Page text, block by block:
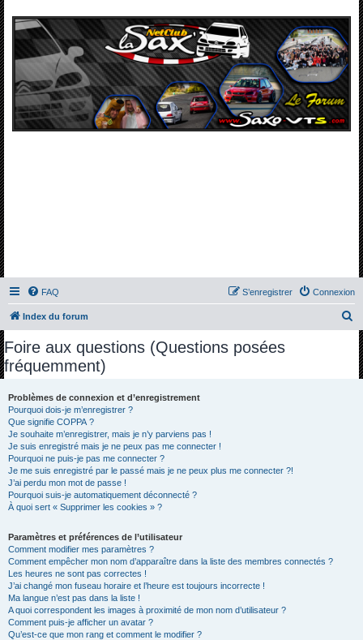
FAQ Connexion
S’enregistrer
Index du forum
Foire aux questions (Questions posées
fréquemment)
Problèmes de connexion et d’enregistrement
Pourquoi dois-je m’enregistrer ?
Que signifie COPPA ?
Je souhaite m’enregistrer, mais je n’y parviens pas !
Je suis enregistré mais je ne peux pas me connecter !
Pourquoi ne puis-je pas me connecter ?
Je me suis enregistré par le passé mais je ne peux plus me connecter ?!
J’ai perdu mon mot de passe !
Pourquoi suis-je automatiquement déconnecté ?
À quoi sert « Supprimer les cookies » ?
Paramètres et préférences de l’utilisateur
Comment modifier mes paramètres ?
Comment empêcher mon nom d’apparaître dans la liste des membres connectés ?
Les heures ne sont pas correctes !
J’ai changé mon fuseau horaire et l’heure est toujours incorrecte !
Ma langue n’est pas dans la liste !
A quoi correspondent les images à proximité de mon nom d’utilisateur ?
Comment puis-je afficher un avatar ?
Qu’est-ce que mon rang et comment le modifier ?